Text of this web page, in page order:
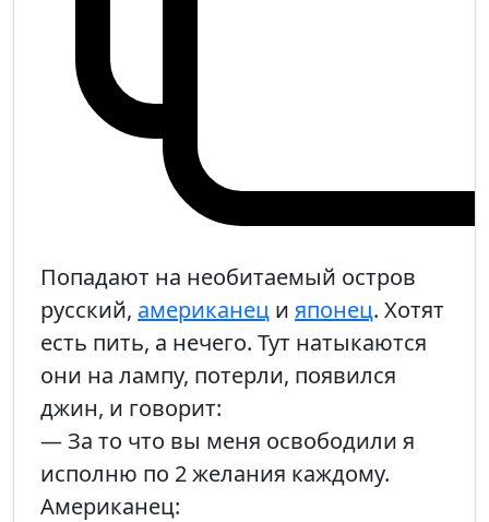
Попадают на необитаемый остров
русский, американец и японец. Хотят
есть пить, а нечего. Тут натыкаются
они на лампу, потерли, появился
джин, и говорит:
— За то что вы меня освободили я
исполню по 2 желания каждому.
Американец: